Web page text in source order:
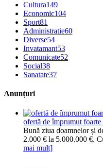
Cultura149
Economic104
Sport81
Administratie60
Diverse54
Invatamant53
Comunicate52
Social38
Sanatate37
Anunțuri
ofertă de împrumut foarte
Bună ziua doamnelor și
2.000 € la 5.000.000 €.
mai mult]